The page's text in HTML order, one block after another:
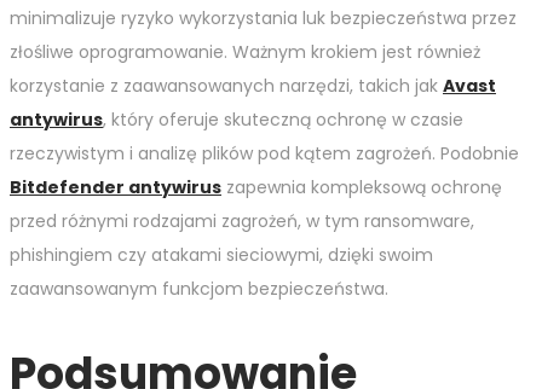
minimalizuje ryzyko wykorzystania luk bezpieczeństwa przez
złośliwe oprogramowanie. Ważnym krokiem jest również
korzystanie z zaawansowanych narzędzi, takich jak Avast
antywirus, który oferuje skuteczną ochronę w czasie
rzeczywistym i analizę plików pod kątem zagrożeń. Podobnie
Bitdefender antywirus zapewnia kompleksową ochronę
przed różnymi rodzajami zagrożeń, w tym ransomware,
phishingiem czy atakami sieciowymi, dzięki swoim
zaawansowanym funkcjom bezpieczeństwa.
Podsumowanie